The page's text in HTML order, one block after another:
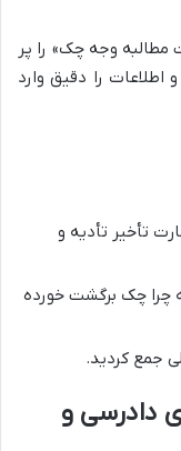
مطالبه وجه چک» را پر
را دقیق وارد
تأخیر تأدیه و
چرا چک برگشت خورده
جمع کردید.
دادرسی و